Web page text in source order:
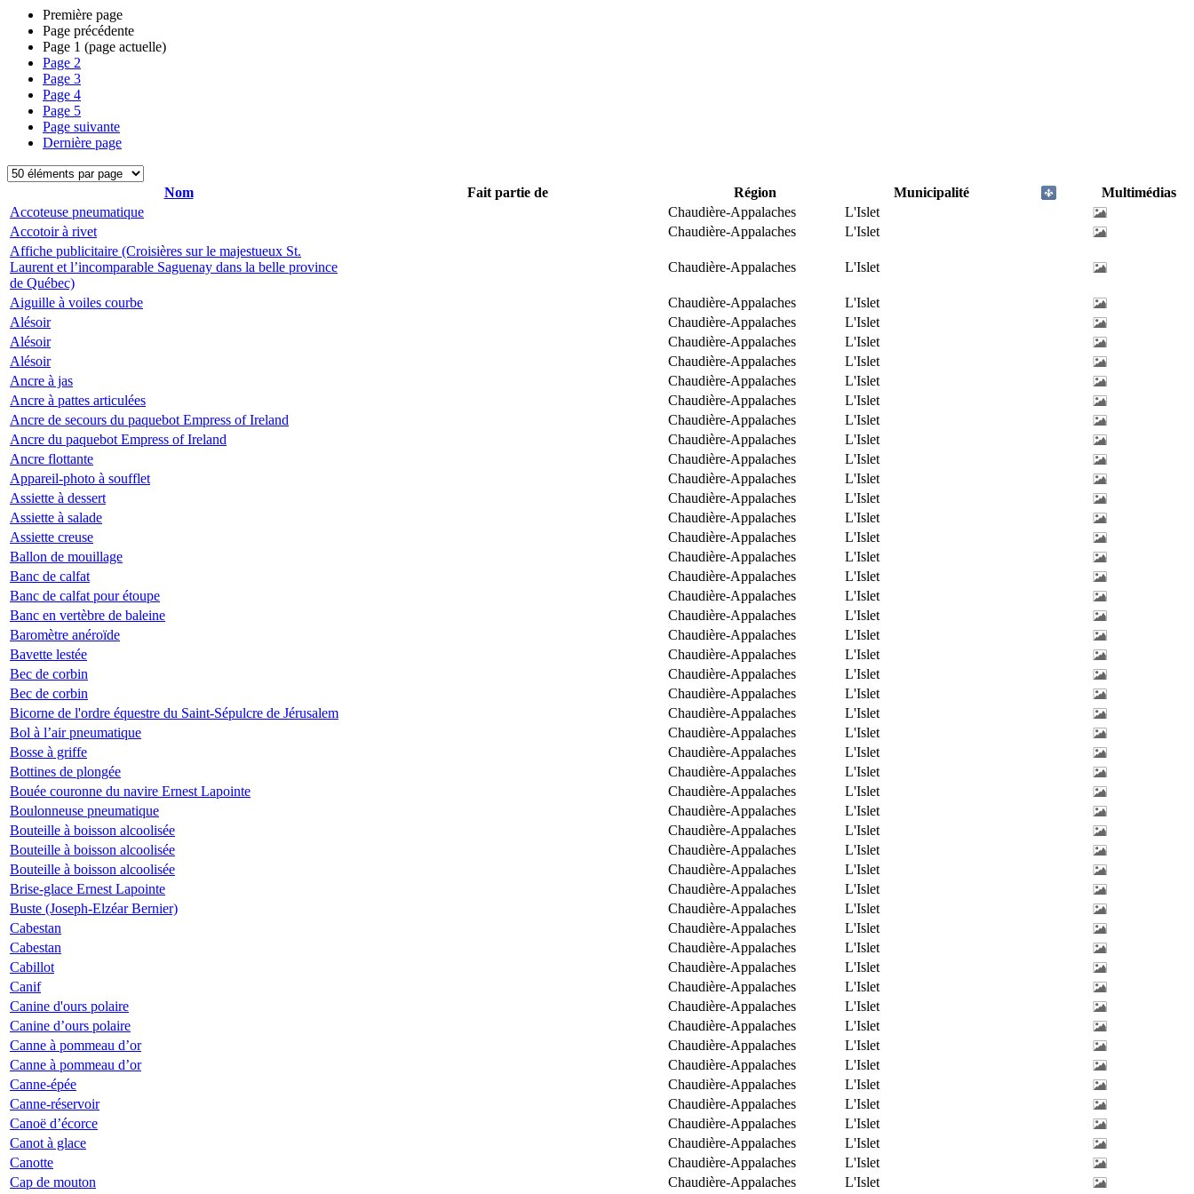
Première page
Page précédente
Page 1 (page actuelle)
Page 2
Page 3
Page 4
Page 5
Page suivante
Dernière page
Nom Fait partie de Région Municipalité
Multimédias
Accoteuse pneumatique
Chaudière-Appalaches
L'Islet
Accotoir à rivet
Chaudière-Appalaches
L'Islet
Affiche publicitaire (Croisières sur le majestueux St.
Laurent et l’incomparable Saguenay dans la belle province
de Québec)
Chaudière-Appalaches L'Islet
Aiguille à voiles courbe Chaudière-Appalaches
L'Islet
Alésoir
Chaudière-Appalaches
L'Islet
Alésoir
Chaudière-Appalaches
L'Islet
Alésoir
Chaudière-Appalaches
L'Islet
Ancre à jas
Chaudière-Appalaches
L'Islet
Ancre à pattes articulées
Chaudière-Appalaches
L'Islet
Ancre de secours du paquebot Empress of Ireland
Chaudière-Appalaches
L'Islet
Ancre du paquebot Empress of Ireland
Chaudière-Appalaches
L'Islet
Ancre flottante
Chaudière-Appalaches
L'Islet
Appareil-photo à soufflet
Chaudière-Appalaches
L'Islet
Assiette à dessert
Chaudière-Appalaches
L'Islet
Assiette à salade
Chaudière-Appalaches
L'Islet
Assiette creuse
Chaudière-Appalaches
L'Islet
Ballon de mouillage
Chaudière-Appalaches
L'Islet
Banc de calfat
Chaudière-Appalaches
L'Islet
Banc de calfat pour étoupe
Chaudière-Appalaches
L'Islet
Banc en vertèbre de baleine
Chaudière-Appalaches
L'Islet
Baromètre anéroïde
Chaudière-Appalaches
L'Islet
Bavette lestée
Chaudière-Appalaches
L'Islet
Bec de corbin
Chaudière-Appalaches
L'Islet
Bec de corbin
Chaudière-Appalaches
L'Islet
Bicorne de l'ordre équestre du Saint-Sépulcre de Jérusalem
Chaudière-Appalaches
L'Islet
Bol à l’air pneumatique
Chaudière-Appalaches
L'Islet
Bosse à griffe
Chaudière-Appalaches
L'Islet
Bottines de plongée
Chaudière-Appalaches
L'Islet
Bouée couronne du navire Ernest Lapointe
Chaudière-Appalaches
L'Islet
Boulonneuse pneumatique
Chaudière-Appalaches
L'Islet
Bouteille à boisson alcoolisée
Chaudière-Appalaches
L'Islet
Bouteille à boisson alcoolisée
Chaudière-Appalaches
L'Islet
Bouteille à boisson alcoolisée
Chaudière-Appalaches
L'Islet
Brise-glace Ernest Lapointe
Chaudière-Appalaches
L'Islet
Buste (Joseph-Elzéar Bernier)
Chaudière-Appalaches
L'Islet
Cabestan
Chaudière-Appalaches
L'Islet
Cabestan
Chaudière-Appalaches
L'Islet
Cabillot
Chaudière-Appalaches
L'Islet
Canif
Chaudière-Appalaches
L'Islet
Canine d'ours polaire
Chaudière-Appalaches
L'Islet
Canine d’ours polaire
Chaudière-Appalaches
L'Islet
Canne à pommeau d’or
Chaudière-Appalaches
L'Islet
Canne à pommeau d’or
Chaudière-Appalaches
L'Islet
Canne-épée
Chaudière-Appalaches
L'Islet
Canne-réservoir
Chaudière-Appalaches
L'Islet
Canoë d’écorce
Chaudière-Appalaches
L'Islet
Canot à glace
Chaudière-Appalaches
L'Islet
Canotte
Chaudière-Appalaches
L'Islet
Cap de mouton
Chaudière-Appalaches L'Islet